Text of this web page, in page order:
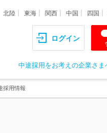
北陸 東海 関西 中国 四国
ログイン
中途採用をお考えの企業さま
採用情報